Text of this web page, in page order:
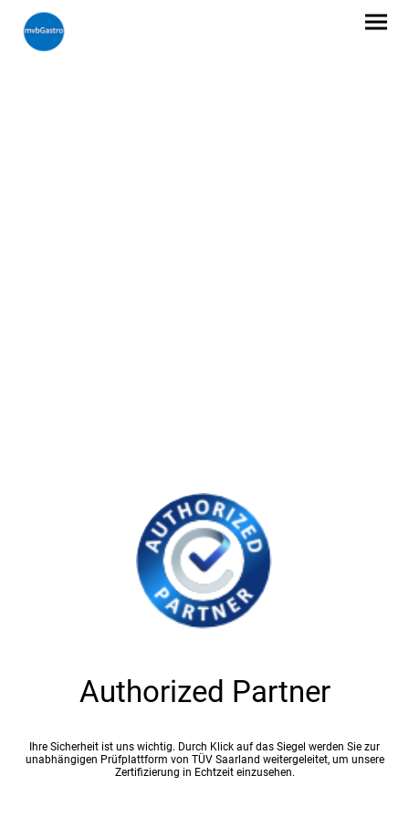
Authorized Partner
Ihre Sicherheit ist uns wichtig. Durch Klick auf das Siegel werden Sie zur
unabhängigen Prüfplattform von TÜV Saarland weitergeleitet, um unsere
Zertifizierung in Echtzeit einzusehen.